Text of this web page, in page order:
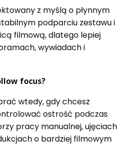
z myślą o płynnym
podparciu zestawu i
filmową, dlatego lepiej
wywiadach i
focus?
wtedy, gdy chcesz
ostrość podczas
pracy manualnej, ujęciach
o bardziej filmowym